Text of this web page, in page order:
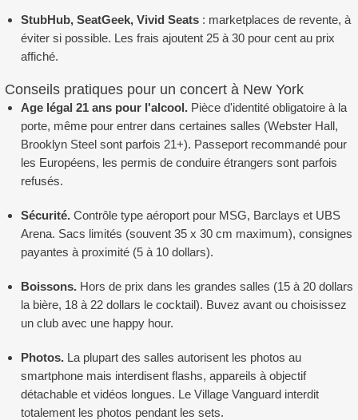
StubHub, SeatGeek, Vivid Seats : marketplaces de revente, à
éviter si possible. Les frais ajoutent 25 à 30 pour cent au prix
affiché.
Conseils pratiques pour un concert à New York
Age légal 21 ans pour l'alcool. Pièce d'identité obligatoire à la
porte, même pour entrer dans certaines salles (Webster Hall,
Brooklyn Steel sont parfois 21+). Passeport recommandé pour
les Européens, les permis de conduire étrangers sont parfois
refusés.
Sécurité. Contrôle type aéroport pour MSG, Barclays et UBS
Arena. Sacs limités (souvent 35 x 30 cm maximum), consignes
payantes à proximité (5 à 10 dollars).
Boissons. Hors de prix dans les grandes salles (15 à 20 dollars
la bière, 18 à 22 dollars le cocktail). Buvez avant ou choisissez
un club avec une happy hour.
Photos. La plupart des salles autorisent les photos au
smartphone mais interdisent flashs, appareils à objectif
détachable et vidéos longues. Le Village Vanguard interdit
totalement les photos pendant les sets.